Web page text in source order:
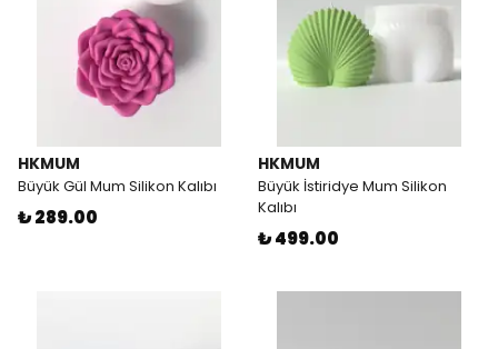
HKMUM
Büyük Gül Mum Silikon Kalıbı
₺ 289.00
HKMUM
Büyük İstiridye Mum Silikon
Kalıbı
₺ 499.00